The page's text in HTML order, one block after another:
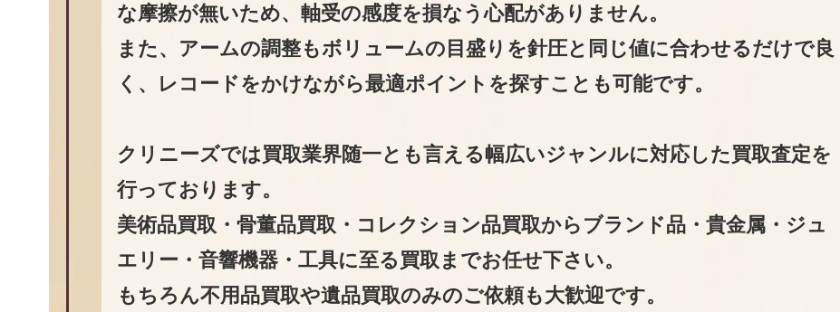
な摩擦が無いため、軸受の感度を損なう心配がありません。
また、アームの調整もボリュームの目盛りを針圧と同じ値に合わせるだけで良
く、レコードをかけながら最適ポイントを探すことも可能です。
クリニーズでは買取業界随一とも言える幅広いジャンルに対応した買取査定を
行っております。
美術品買取・骨董品買取・コレクション品買取からブランド品・貴金属・ジュ
エリー・音響機器・工具に至る買取までお任せ下さい。
もちろん不用品買取や遺品買取のみのご依頼も大歓迎です。